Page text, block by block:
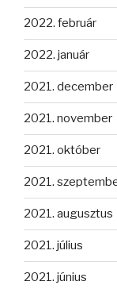
2022. február
2022. január
2021. december
2021. november
2021. október
2021.
2021. augusztus
2021. július
2021. június